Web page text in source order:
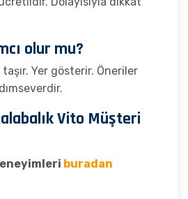
olur mu?
Yer gösterir. Öneriler
Vito Müşteri
buradan